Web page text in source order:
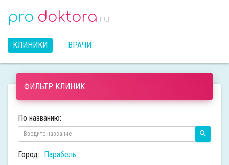
pro-doktora.ru
КЛИНИКИ ВРАЧИ
ФИЛЬТР КЛИНИК
По названию:
Город: Парабель